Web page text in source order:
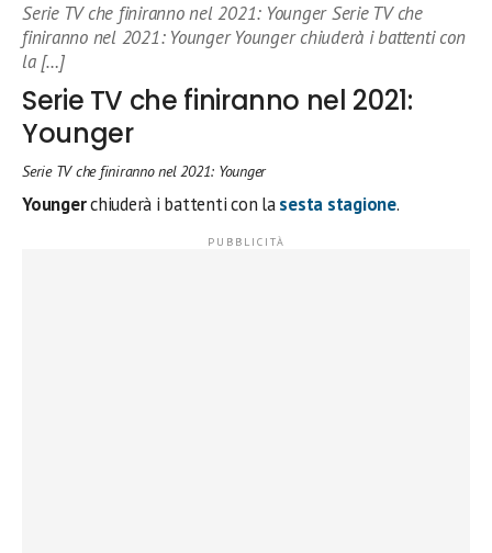
Serie TV che finiranno nel 2021: Younger Serie TV che
finiranno nel 2021: Younger Younger chiuderà i battenti con
la […]
Serie TV che finiranno nel 2021:
Younger
Serie TV che finiranno nel 2021: Younger
Youngerchiuderà i battenti con lasesta stagione.